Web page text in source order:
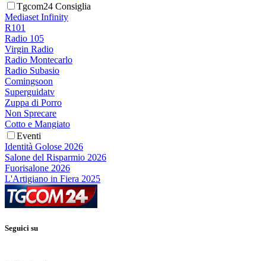
Tgcom24 Consiglia
Mediaset Infinity
R101
Radio 105
Virgin Radio
Radio Montecarlo
Radio Subasio
Comingsoon
Superguidatv
Zuppa di Porro
Non Sprecare
Cotto e Mangiato
Eventi
Identità Golose 2026
Salone del Risparmio 2026
Fuorisalone 2026
L'Artigiano in Fiera 2025
Seguici su